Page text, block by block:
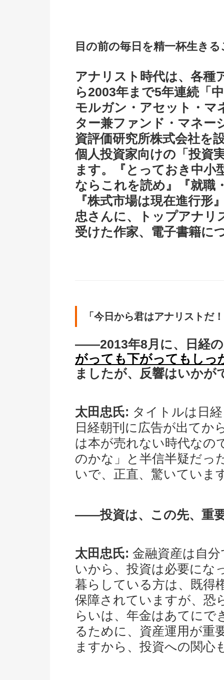
目の前の毎日を精一杯生き
アナリスト時代は、各種
ら2003年まで5年連続「
モルガン・アセット・マ
ター兼ファンド・マネー
資評価研究所株式会社を
個人投資家向けの「投資
ます。『とっておき中小
ならこれを読め』『就職
『株式市場は現在進行
忠さんに、トップアナリ
受けた作家、電子書籍に
「今日から君はアナリストだ
――2013年8月に、日経
がっても下がってもしっ
ましたが、反響はいかが
太田忠氏: タイトルは日
日経朝刊に広告が出てか
は本が売れない時代なの
のかな」と半信半疑だっ
いで、正直、驚いていま
――投資は、この先、重
太田忠氏: 金融資産は自
いから、投資は必要にな
暮らしている方は、既得
保障されていますが、恐
らいは、年金はあてにで
るために、資産運用が重
ますから、投資への関心